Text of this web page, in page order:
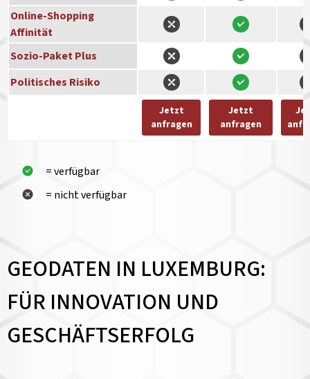
Online-Shopping
Affinität
Sozio-Paket Plus
Politisches Risiko
Jetzt
anfragen
Jetzt
anfragen
= verfügbar
= nicht verfügbar
GEODATEN IN LUXEMBURG:
FÜR INNOVATION UND
GESCHÄFTSERFOLG